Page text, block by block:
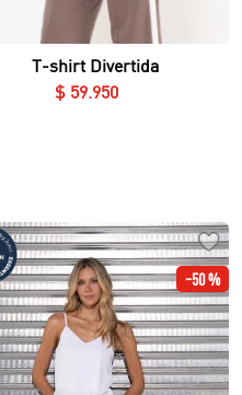
Vista rápida
T-shirt Divertida
$ 59.950
-50 %